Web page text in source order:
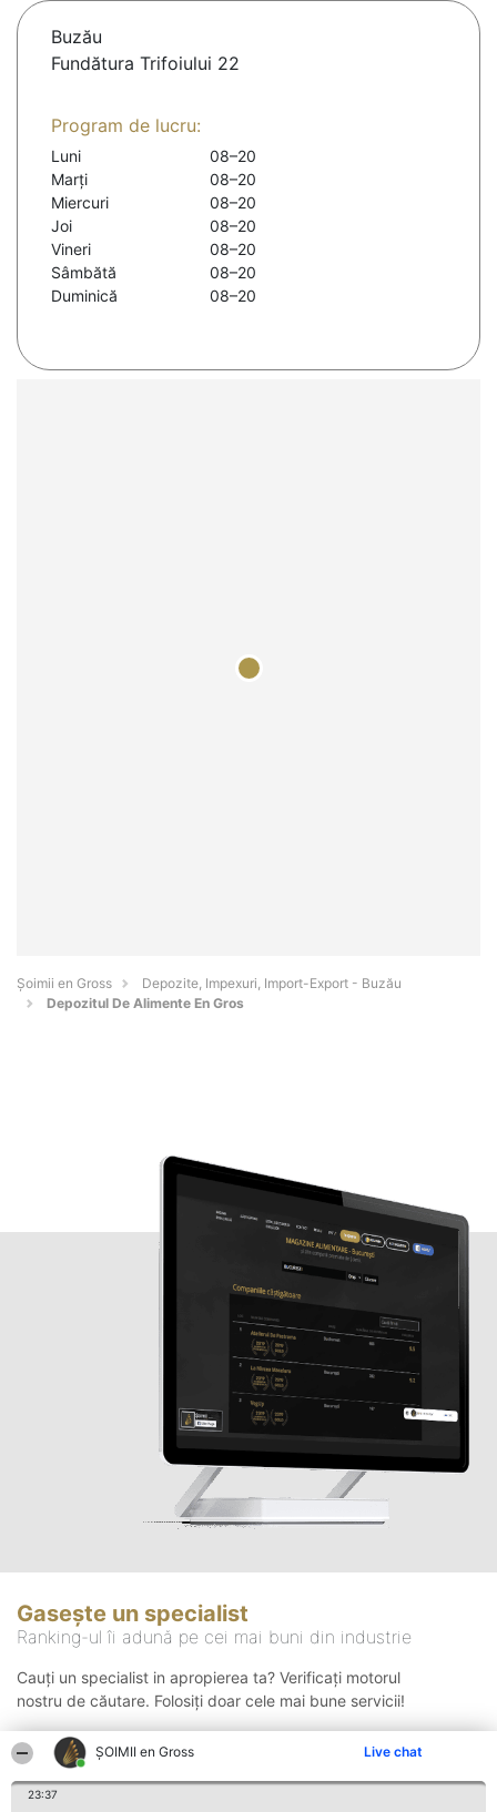
ȘOIMII en Gross Live chat
23:37
Buzău
Fundătura Trifoiului 22
Program de lucru:
Luni
08–20
Marți
08–20
Miercuri
08–20
Joi
08–20
Vineri
08–20
Sâmbătă
08–20
Duminică
08–20
Șoimii en Gross
Depozite, Impexuri, Import-Export - Buzău
Depozitul De Alimente En Gros
Gasește un specialist
Ranking-ul îi adună pe cei mai buni din industrie
Cauți un specialist in apropierea ta? Verificați motorul
nostru de căutare. Folosiți doar cele mai bune servicii!